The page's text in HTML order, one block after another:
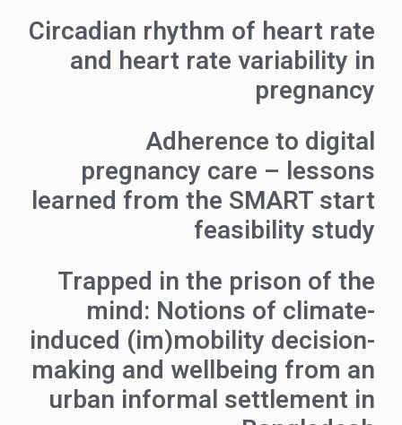
Circadian rhythm of heart rate
and heart rate variability in
pregnancy
Adherence to digital
pregnancy care – lessons
learned from the SMART start
feasibility study
Trapped in the prison of the
mind: Notions of climate-
induced (im)mobility decision-
making and wellbeing from an
urban informal settlement in